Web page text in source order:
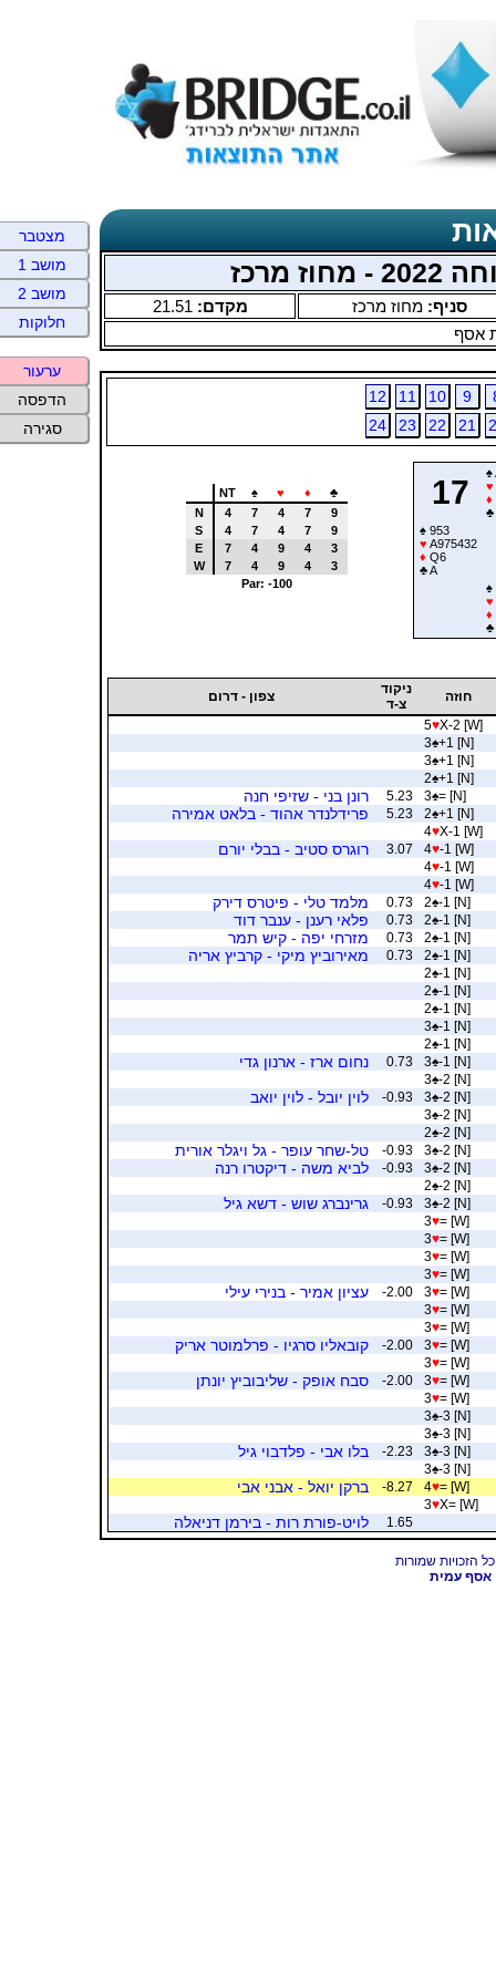
סניף: מחוז מרכז מקדם: 21.51
אסף
9
10
11
12
21
22
23
24
17
♠
♥
♦
♣
♠ 953
♥ A975432
♦ Q6
♣A
♠
♥
♦
♣
NT ♠ ♥ ♦
♣
N
4 7 4 7
9
S
4 7 4 7
9
E
7 4 9 4
3
W
7 4 9 4
3
Par: -100
חוזה
ניקוד
צ-ד
צפון - דרום
5♥X-2 [W]
3♠+1 [N]
3♠+1 [N]
2♠+1 [N]
3♠= [N]
5.23 רונן בני - שזיפי חנה
2♠+1 [N]
5.23 פרידלנדר אהוד - בלאט אמירה
4♥X-1 [W]
4♥-1 [W]
3.07 רוגרס סטיב - בבלי יורם
4♥-1 [W]
4♥-1 [W]
2♠-1 [N]
0.73 מלמד טלי - פיטרס דירק
2♠-1 [N]
0.73 פלאי רענן - ענבר דוד
2♠-1 [N]
0.73 מזרחי יפה - קיש תמר
2♠-1 [N]
0.73 מאירוביץ מיקי - קרביץ אריה
2♠-1 [N]
2♠-1 [N]
2♠-1 [N]
3♠-1 [N]
2♠-1 [N]
3♠-1 [N]
0.73 נחום ארז - ארנון גדי
3♠-2 [N]
3♠-2 [N]
-0.93 לוין יובל - לוין יואב
3♠-2 [N]
2♠-2 [N]
3♠-2 [N]
-0.93 טל-שחר עופר - גל ויגלר אורית
3♠-2 [N]
-0.93 לביא משה - דיקטרו רנה
2♠-2 [N]
3♠-2 [N]
-0.93 גרינברג שוש - דשא גיל
3♥= [W]
3♥= [W]
3♥= [W]
3♥= [W]
3♥= [W]
-2.00 עציון אמיר - בנירי עילי
3♥= [W]
3♥= [W]
3♥= [W]
-2.00 קובאליו סרגיו - פרלמוטר אריק
3♥= [W]
3♥= [W]
-2.00 סבח אופק - שליבוביץ יונתן
3♥= [W]
3♠-3 [N]
3♠-3 [N]
3♠-3 [N]
-2.23 בלו אבי - פלדבוי גיל
3♠-3 [N]
4♥= [W]
-8.27 ברקן יואל - אבני אבי
3♥X= [W]
1.65
לויט-פורת רות - בירמן דניאלה
אסף עמית
מצטבר
מושב 1
מושב 2
חלוקות
ערעור
הדפסה
סגירה